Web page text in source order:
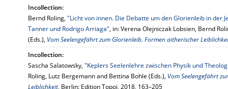
Incollection:
Bernd Roling, "Licht von innen. Die Debatte um den Glorienleib in der
Tanner und Rodrigo Arriaga", in: Verena Olejniczak Lobsien, Bernd
(Eds.), Vom Seelengefährt zum Glorienleib. Formen aitherischer
Incollection:
Sascha Salatowsky, "Keplers Seelenlehre zwischen Physik und
Roling, Lutz Bergemann and Bettina Bohle (Eds.), Vom Seelengefährt
Leiblichkeit, Berlin: Edition Topoi, 2018, 163–205